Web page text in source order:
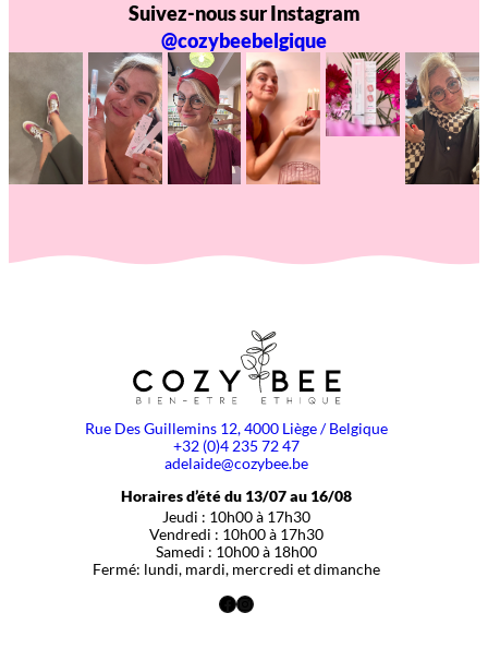
Suivez-nous sur Instagram
@cozybeebelgique
Rue Des Guillemins 12, 4000 Liège / Belgique
+32 (0)4 235 72 47
adelaide@cozybee.be
Horaires d’été du 13/07 au 16/08
Jeudi : 10h00 à 17h30
Vendredi : 10h00 à 17h30
Samedi : 10h00 à 18h00
Fermé: lundi, mardi, mercredi et dimanche
Facebook
Instagram